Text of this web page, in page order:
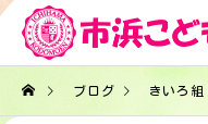
ブログ きいろ組